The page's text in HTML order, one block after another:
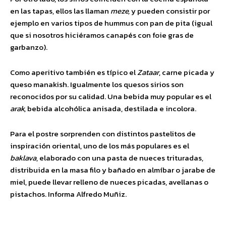
en las tapas, ellos las llaman meze,y pueden consistir por
ejemplo en varios tipos de hummus con pan de pita (igual
que si nosotros hiciéramos canapés con foie gras de
garbanzo).
Como aperitivo también es típico elZataar, carne picada y
queso manakish. Igualmente los quesos sirios son
reconocidos por su calidad. Una bebida muy popular es el
arak,bebida alcohólica anisada, destilada e incolora.
Para el postre sorprenden con distintos pastelitos de
inspiración oriental, uno de los más populares es el
baklava, elaborado con una pasta de nueces trituradas,
distribuida en la masa filo y bañado en almíbar o jarabe de
miel, puede llevar relleno de nueces picadas, avellanas o
pistachos. Informa Alfredo Muñiz.